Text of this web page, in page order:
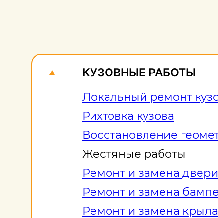
КУЗОВНЫЕ РАБОТЫ
Локальный ремонт
Рихтовка кузова
Восстановление
Жестяные работы
Ремонт и замена двери
Ремонт и замена
Ремонт и замена крыла